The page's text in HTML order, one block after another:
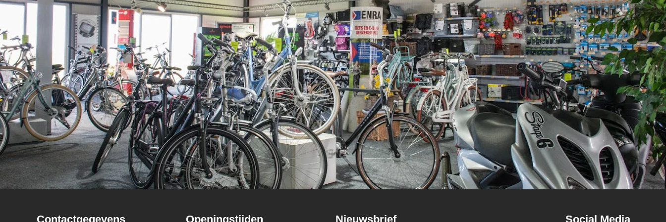
Contactgegevens Openingstijden Nieuwsbrief Social Media